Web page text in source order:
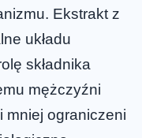
Ekstrakt z
układu
składnika
mężczyźni
mniej ograniczeni